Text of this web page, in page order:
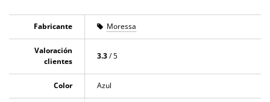
Fabricante Moressa
Valoración
clientes
3.3/ 5
Color Azul